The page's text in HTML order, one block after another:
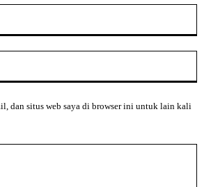
dan situs web saya di browser ini untuk lain kali